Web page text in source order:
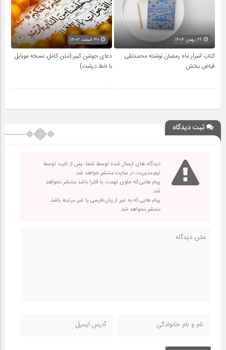
کتاب اسرار ماه رمضان نوشته محمدتقی
فیاض بخش
دعای جوشن کبیر (متن کامل، نسخه موبایل
با خط درشت)
ثبت دیدگاه
دیدگاه های ارسال شده توسط شما، پس از تایید توسط
تیم مدیریت در سایت منتشر خواهد شد.
پیام هایی که حاوی تهمت یا افترا باشد منتشر نخواهد
شد.
پیام هایی که به غیر از زبان فارسی یا غیر مرتبط باشد
منتشر نخواهد شد.